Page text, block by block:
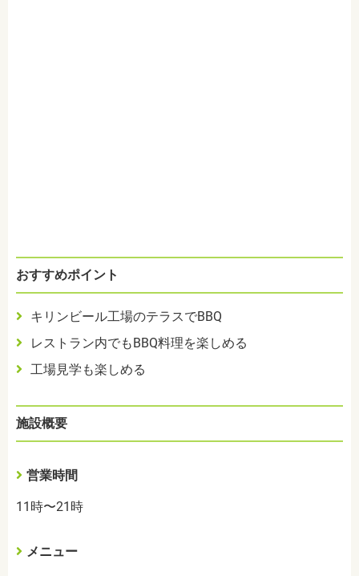
おすすめポイント
キリンビール工場のテラスでBBQ
レストラン内でもBBQ料理を楽しめる
工場見学も楽しめる
施設概要
営業時間
11時〜21時
メニュー